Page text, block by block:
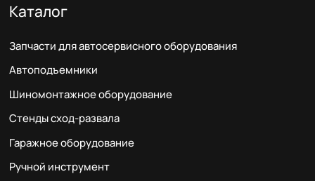
Каталог
Запчасти для автосервисного оборудования
Автоподъемники
Шиномонтажное оборудование
Стенды сход-развала
Гаражное оборудование
Ручной инструмент